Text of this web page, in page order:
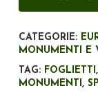
CATEGORIE:
MONUMENTI E
TAG: FOGLIETTI,
MONUMENTI,